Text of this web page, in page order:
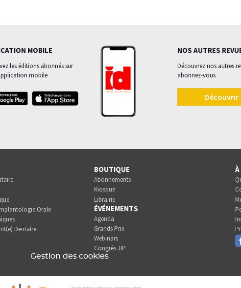
MOBILE
les éditions abonnés sur
mobile
NOS AUTRES
Découvrez nos autres
abonnez-vous
Découvrir
Orale
Dentaire
BOUTIQUE
Abonnements
Kiosque
Librairie
ÉVÉNEMENTS
Agenda
Grands Prix
Webinars
Congrès JIP
À
Gestion des cookies